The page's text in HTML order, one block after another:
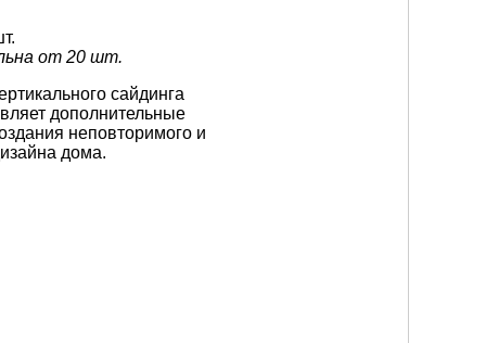
от 20 шт.
сайдинга
дополнительные
неповторимого и
дома.